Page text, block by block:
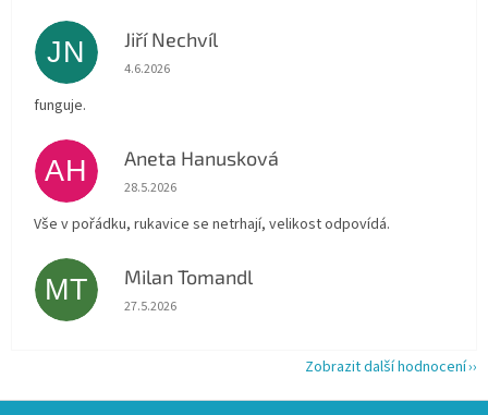
JN Jiří Nechvíl
Hodnocení obchodu je 5 z 5 hvězdiček.
4.6.2026
funguje.
AH Aneta Hanusková
Hodnocení obchodu je 5 z 5 hvězdiček.
28.5.2026
Vše v pořádku, rukavice se netrhají, velikost odpovídá.
MT Milan Tomandl
Hodnocení obchodu je 5 z 5 hvězdiček.
27.5.2026
Zobrazit další hodnocení